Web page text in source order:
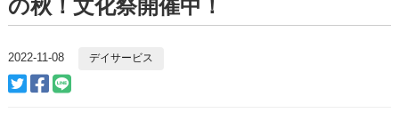
の秋！文化祭開催中！
2022-11-08 デイサービス